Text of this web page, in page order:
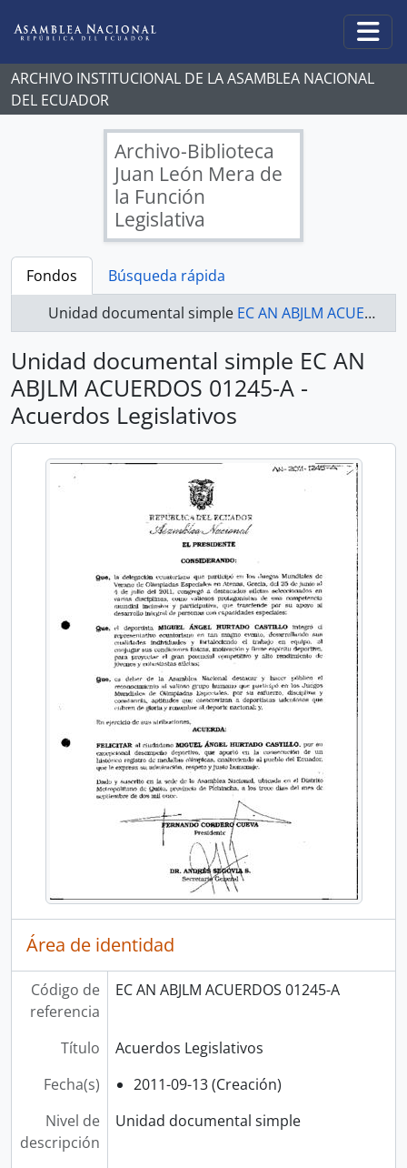
ARCHIVO INSTITUCIONAL DE LA ASAMBLEA NACIONAL
DEL ECUADOR
Archivo-Biblioteca
Juan León Mera de
la Función
Legislativa
Fondos
Búsqueda rápida
Unidad documental simple EC AN ABJLM ACUERDOS 01245-A - Acuerdos Legislativos
Unidad documental simple EC AN
ABJLM ACUERDOS 01245-A -
Acuerdos Legislativos
Área de identidad
Código de
referencia
EC AN ABJLM ACUERDOS 01245-A
Título
Acuerdos Legislativos
Fecha(s)
2011-09-13 (Creación)
Nivel de
descripción
Unidad documental simple